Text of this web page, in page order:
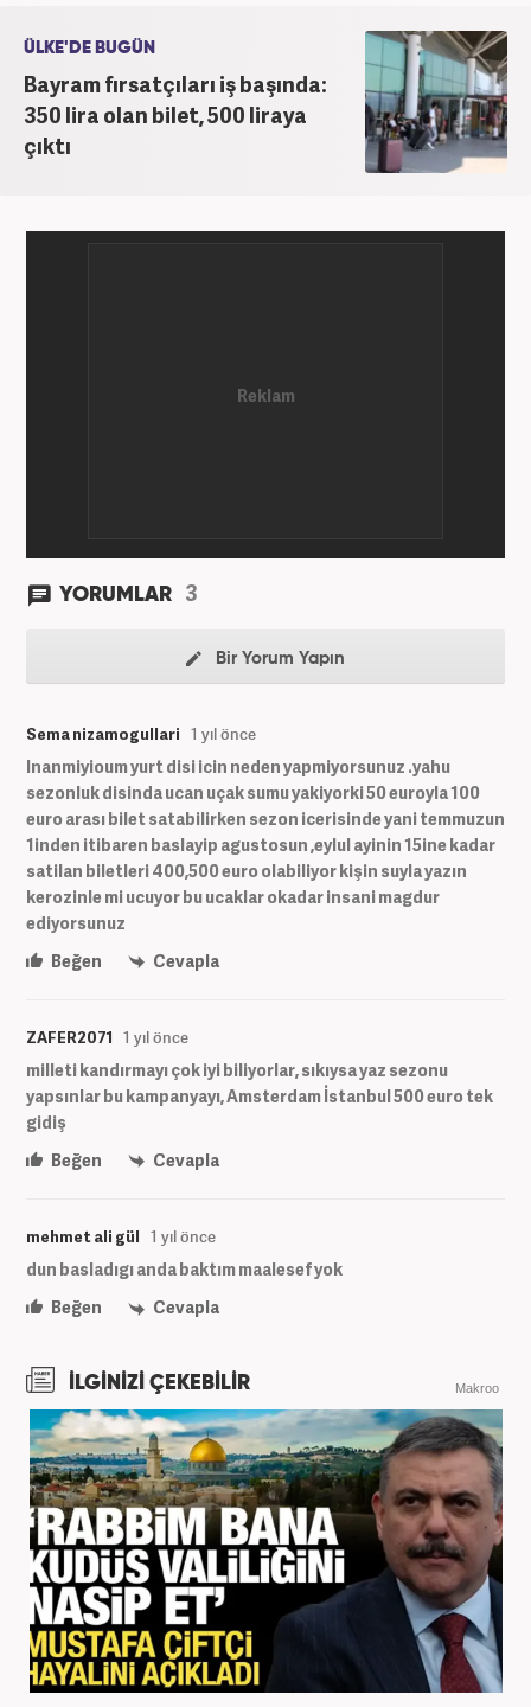
ÜLKE'DE BUGÜN
Bayram fırsatçıları iş başında:
350 lira olan bilet, 500 liraya
çıktı
YORUMLAR 3
Bir Yorum Yapın
Sema nizamogullari 1 yıl önce
Inanmiyioum yurt disi icin neden yapmiyorsunuz .yahu
sezonluk disinda ucan uçak sumu yakiyorki 50 euroyla 100
euro arası bilet satabilirken sezon icerisinde yani temmuzun
1inden itibaren baslayip agustosun ,eylul ayinin 15ine kadar
satilan biletleri 400,500 euro olabiliyor kişin suyla yazın
kerozinle mi ucuyor bu ucaklar okadar insani magdur
ediyorsunuz
Beğen
Cevapla
ZAFER2071 1 yıl önce
milleti kandırmayı çok iyi biliyorlar, sıkıysa yaz sezonu
yapsınlar bu kampanyayı, Amsterdam İstanbul 500 euro tek
gidiş
Beğen
Cevapla
mehmet ali gül 1 yıl önce
dun basladıgı anda baktım maalesef yok
Beğen
Cevapla
İLGİNİZİ ÇEKEBİLİR Makroo